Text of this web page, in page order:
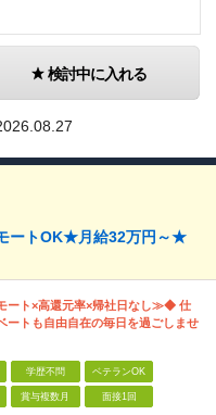
検討中に入れる
ートOK★月給32万円～★
ト×高還元率×帰社日なし≫◆ 仕
ートも自由自在の毎日を過ごしませ
学歴不問 ベテランOK
賞与複数月 面接1回